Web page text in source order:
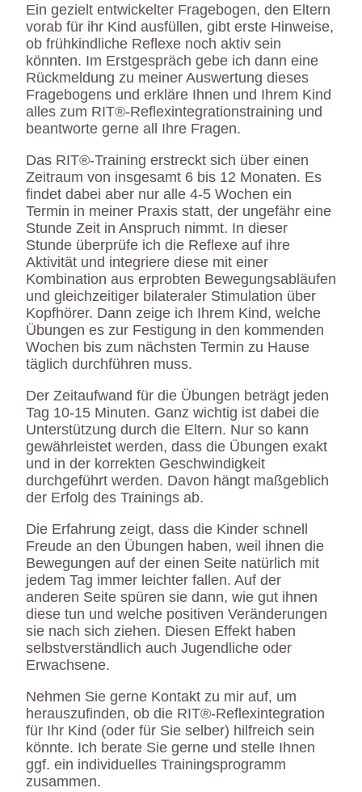
Ein gezielt entwickelter Fragebogen, den Eltern
vorab für ihr Kind ausfüllen, gibt erste Hinweise,
ob frühkindliche Reflexe noch aktiv sein
könnten. Im Erstgespräch gebe ich dann eine
Rückmeldung zu meiner Auswertung dieses
Fragebogens und erkläre Ihnen und Ihrem Kind
alles zum RIT®-Reflexintegrationstraining und
beantworte gerne all Ihre Fragen.
Das RIT®-Training erstreckt sich über einen
Zeitraum von insgesamt 6 bis 12 Monaten. Es
findet dabei aber nur alle 4-5 Wochen ein
Termin in meiner Praxis statt, der ungefähr eine
Stunde Zeit in Anspruch nimmt. In dieser
Stunde überprüfe ich die Reflexe auf ihre
Aktivität und integriere diese mit einer
Kombination aus erprobten Bewegungsabläufen
und gleichzeitiger bilateraler Stimulation über
Kopfhörer. Dann zeige ich Ihrem Kind, welche
Übungen es zur Festigung in den kommenden
Wochen bis zum nächsten Termin zu Hause
täglich durchführen muss.
Der Zeitaufwand für die Übungen beträgt jeden
Tag 10-15 Minuten. Ganz wichtig ist dabei die
Unterstützung durch die Eltern. Nur so kann
gewährleistet werden, dass die Übungen exakt
und in der korrekten Geschwindigkeit
durchgeführt werden. Davon hängt maßgeblich
der Erfolg des Trainings ab.
Die Erfahrung zeigt, dass die Kinder schnell
Freude an den Übungen haben, weil ihnen die
Bewegungen auf der einen Seite natürlich mit
jedem Tag immer leichter fallen. Auf der
anderen Seite spüren sie dann, wie gut ihnen
diese tun und welche positiven Veränderungen
sie nach sich ziehen. Diesen Effekt haben
selbstverständlich auch Jugendliche oder
Erwachsene.
Nehmen Sie gerne Kontakt zu mir auf, um
herauszufinden, ob die RIT®-Reflexintegration
für Ihr Kind (oder für Sie selber) hilfreich sein
könnte. Ich berate Sie gerne und stelle Ihnen
ggf. ein individuelles Trainingsprogramm
zusammen.